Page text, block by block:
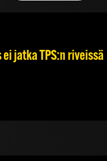
jatka TPS:n riveissä